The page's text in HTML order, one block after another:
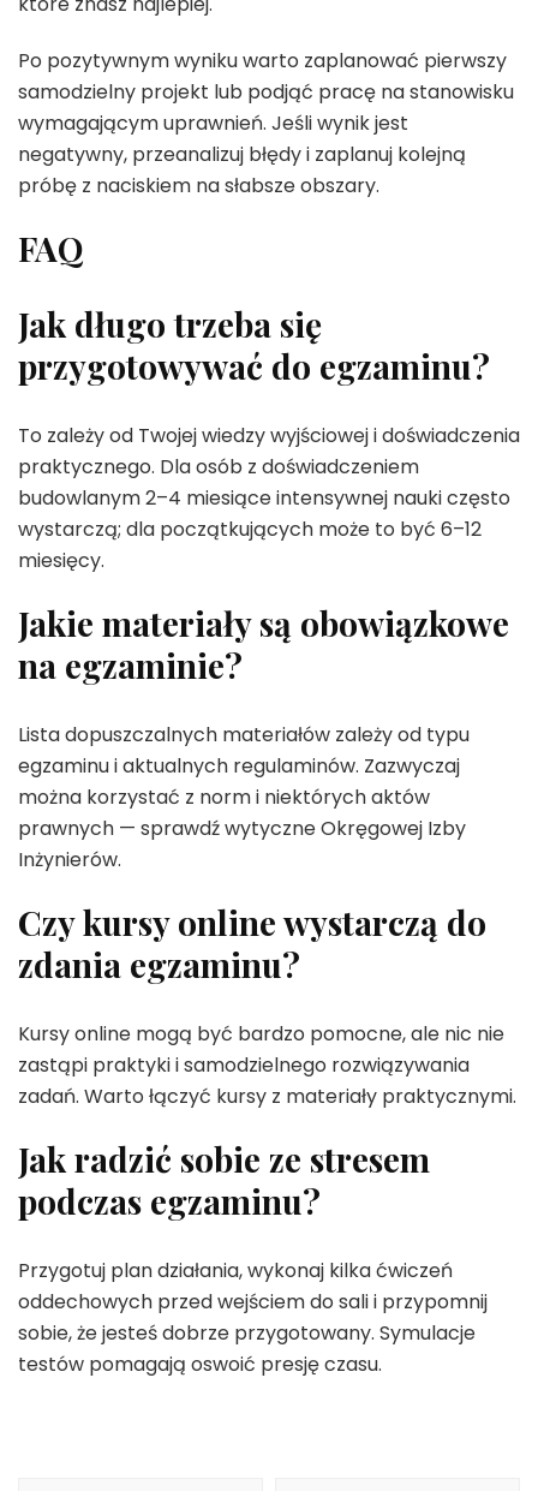
Po pozytywnym wyniku warto zaplanować pierwszy
samodzielny projekt lub podjąć pracę na stanowisku
wymagającym uprawnień. Jeśli wynik jest
negatywny, przeanalizuj błędy i zaplanuj kolejną
próbę z naciskiem na słabsze obszary.
FAQ
Jak długo trzeba się
przygotowywać do egzaminu?
To zależy od Twojej wiedzy wyjściowej i doświadczenia
praktycznego. Dla osób z doświadczeniem
budowlanym 2–4 miesiące intensywnej nauki często
wystarczą; dla początkujących może to być 6–12
miesięcy.
Jakie materiały są obowiązkowe
na egzaminie?
Lista dopuszczalnych materiałów zależy od typu
egzaminu i aktualnych regulaminów. Zazwyczaj
można korzystać z norm i niektórych aktów
prawnych — sprawdź wytyczne Okręgowej Izby
Inżynierów.
Czy kursy online wystarczą do
zdania egzaminu?
Kursy online mogą być bardzo pomocne, ale nic nie
zastąpi praktyki i samodzielnego rozwiązywania
zadań. Warto łączyć kursy z materiały praktycznymi.
Jak radzić sobie ze stresem
podczas egzaminu?
Przygotuj plan działania, wykonaj kilka ćwiczeń
oddechowych przed wejściem do sali i przypomnij
sobie, że jesteś dobrze przygotowany. Symulacje
testów pomagają oswoić presję czasu.